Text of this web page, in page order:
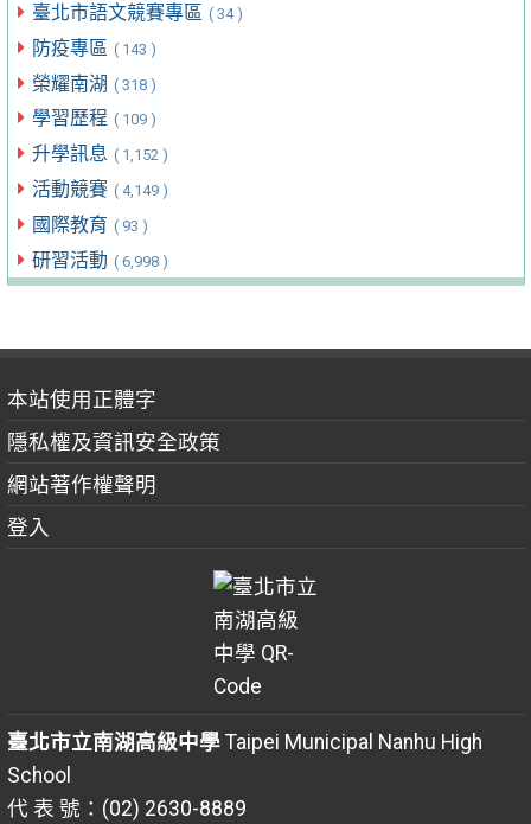
臺北市語文競賽專區 ( 34 )
防疫專區 ( 143 )
榮耀南湖 ( 318 )
學習歷程 ( 109 )
升學訊息 ( 1,152 )
活動競賽 ( 4,149 )
國際教育 ( 93 )
研習活動 ( 6,998 )
本站使用正體字
隱私權及資訊安全政策
網站著作權聲明
登入
臺北市立南湖高級中學Taipei Municipal Nanhu High
School
代 表 號：(02) 2630-8889